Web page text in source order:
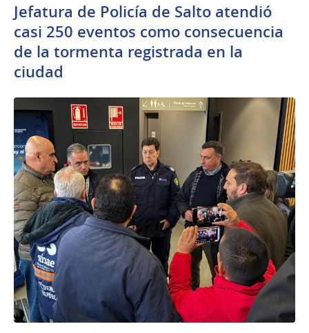
Jefatura de Policía de Salto atendió
casi 250 eventos como consecuencia
de la tormenta registrada en la
ciudad